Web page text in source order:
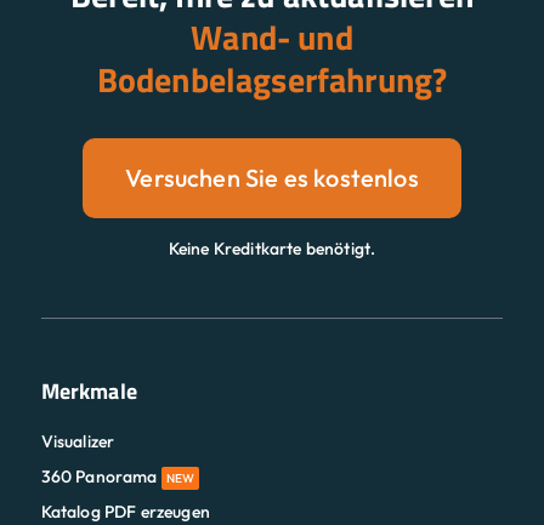
Wand- und
Bodenbelagserfahrung?
Versuchen Sie es kostenlos
Keine Kreditkarte benötigt.
Merkmale
Visualizer
360 Panorama
NEW
Katalog PDF erzeugen